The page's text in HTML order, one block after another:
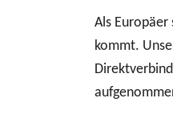
Als
kommt.